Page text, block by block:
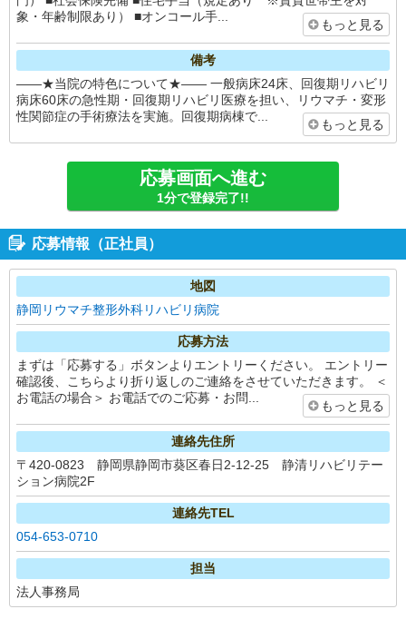
象・年齢制限あり） ■オンコール手...
もっと見る
備考
――★当院の特色について★―― 一般病床24床、回復期リハビリ
病床60床の急性期・回復期リハビリ医療を担い、リウマチ・変形
性関節症の手術療法を実施。回復期病棟で...
もっと見る
応募画面へ進む
1分で登録完了!!
応募情報（正社員）
地図
静岡リウマチ整形外科リハビリ病院
応募方法
まずは「応募する」ボタンよりエントリーください。 エントリー
確認後、こちらより折り返しのご連絡をさせていただきます。 ＜
お電話の場合＞ お電話でのご応募・お問...
もっと見る
連絡先住所
〒420-0823 静岡県静岡市葵区春日2-12-25 静清リハビリテー
ション病院2F
連絡先TEL
054-653-0710
担当
法人事務局